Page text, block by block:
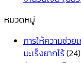
หมวดหมู่
การให้ความช่ว
มะเร็งยากไร้(24)